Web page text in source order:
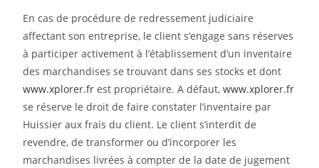
En cas de procédure de redressement judiciaire
affectant son entreprise, le client s’engage sans réserves
à participer activement à l’établissement d’un inventaire
des marchandises se trouvant dans ses stocks et dont
www.xplorer.frest propriétaire. A défaut,www.xplorer.fr
se réserve le droit de faire constater l’inventaire par
Huissier aux frais du client. Le client s’interdit de
revendre, de transformer ou d’incorporer les
marchandises livrées à compter de la date de jugement